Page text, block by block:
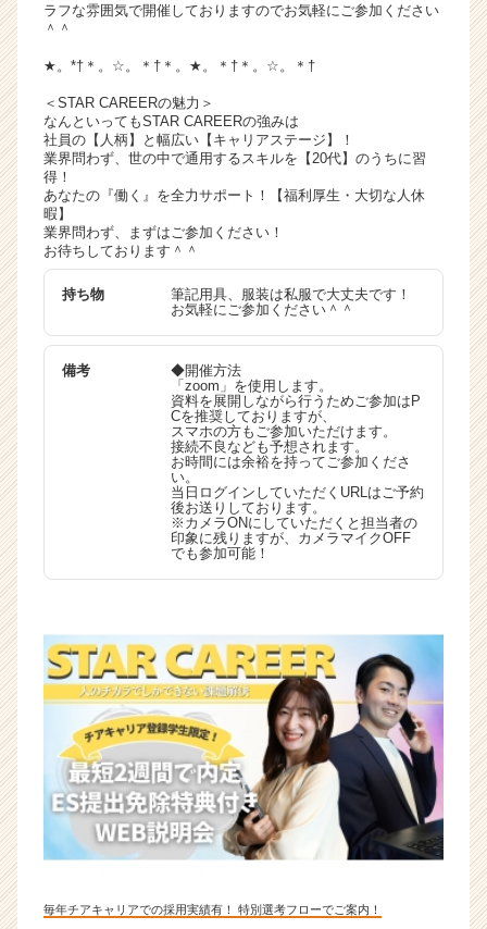
ラフな雰囲気で開催しておりますのでお気軽にご参加ください
＾＾
★。*†＊。☆。＊†＊。★。＊†＊。☆。＊†
＜STAR CAREERの魅力＞
なんといってもSTAR CAREERの強みは
社員の【人柄】と幅広い【キャリアステージ】！
業界問わず、世の中で通用するスキルを【20代】のうちに習
得！
あなたの『働く』を全力サポート！【福利厚生・大切な人休
暇】
業界問わず、まずはご参加ください！
お待ちしております＾＾
持ち物
筆記用具、服装は私服で大丈夫です！
お気軽にご参加ください＾＾
備考
◆開催方法
「zoom」を使用します。
資料を展開しながら行うためご参加はP
Cを推奨しておりますが、
スマホの方もご参加いただけます。
接続不良なども予想されます。
お時間には余裕を持ってご参加くださ
い。
当日ログインしていただくURLはご予約
後お送りしております。
※カメラONにしていただくと担当者の
印象に残りますが、カメラマイクOFF
でも参加可能！
毎年チアキャリアでの採用実績有！ 特別選考フローでご案内！